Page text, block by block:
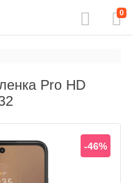
0
Pro HD
-46%